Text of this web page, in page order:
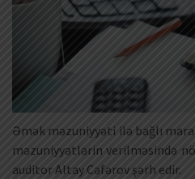
Əmək məzuniyyəti ilə bağlı
məzuniyyətlərin verilməsində
auditor Altay Cəfərov şərh edir.